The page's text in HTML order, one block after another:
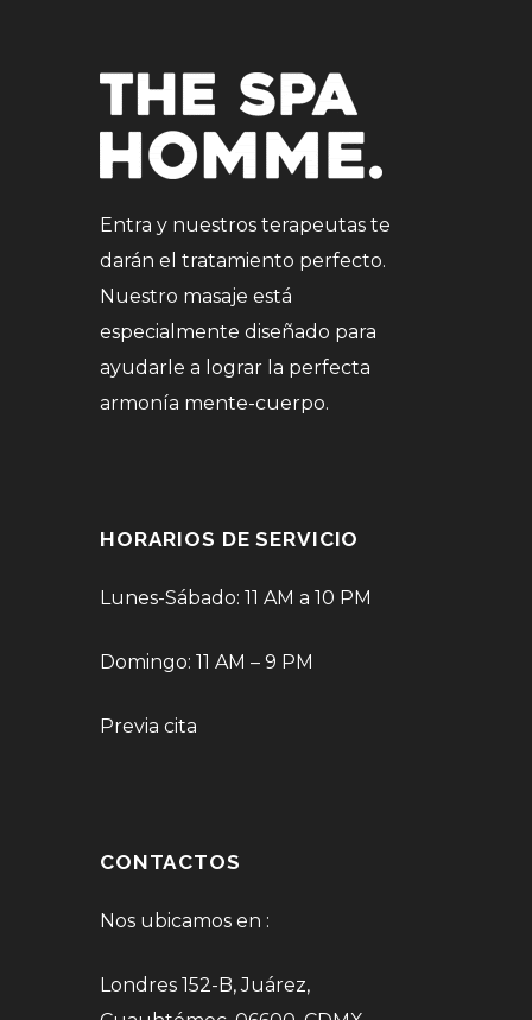
Entra y nuestros terapeutas te
darán el tratamiento perfecto.
Nuestro masaje está
especialmente diseñado para
ayudarle a lograr la perfecta
armonía mente-cuerpo.
HORARIOS DE SERVICIO
Lunes-Sábado: 11 AM a 10 PM
Domingo: 11 AM – 9 PM
Previa cita
CONTACTOS
Nos ubicamos en :
Londres 152-B, Juárez,